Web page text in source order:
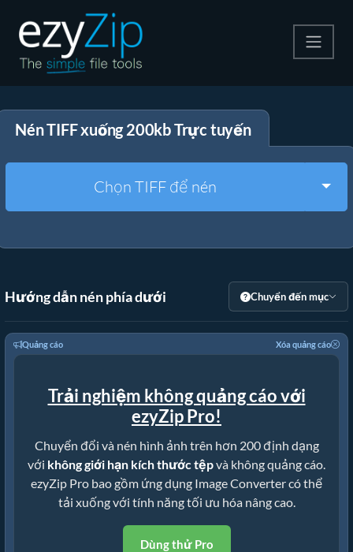
Giải nén
Công cụ khác
Nén TIFF xuống 200kb Trực tuyến
Chọn TIFF để nén
Hướng dẫn nén phía dưới Chuyển đến mục
Quảng cáo Xóa quảng cáo
Trải nghiệm không quảng cáo với
ezyZip Pro!
Chuyển đổi và nén hình ảnh trên hơn 200 định dạng
với không giới hạn kích thước tệpvà không quảng cáo.
ezyZip Pro bao gồm ứng dụng Image Converter có thể
tải xuống với tính năng tối ưu hóa nâng cao.
Dùng thử Pro